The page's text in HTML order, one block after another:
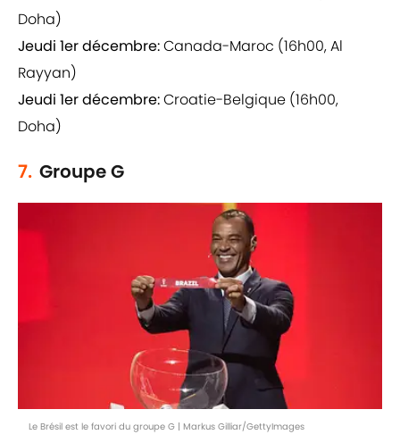
Doha)
Jeudi 1er décembre:Canada-Maroc (16h00, Al
Rayyan)
Jeudi 1er décembre:Croatie-Belgique (16h00,
Doha)
7. Groupe G
Le Brésil est le favori du groupe G | Markus Gilliar/GettyImages